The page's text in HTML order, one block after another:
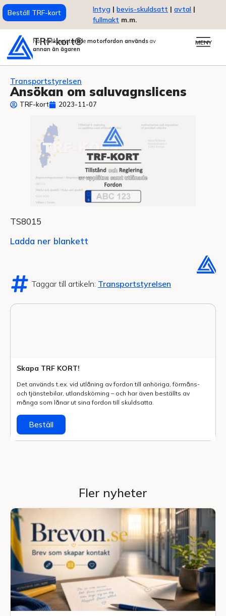
Beställ TRF-kort Intyg | bevis-skuldsatt | avtal |
fullmakt m.m.
TRF-kort®
När trafikregistrerade motorfordon används av
annan än ägaren
MENY
Transportstyrelsen
Ansökan om saluvagnslicens
TRF-kort 2023-11-07
TS8015
Ladda ner blankett
Taggar till artikeln: Transportstyrelsen
Skapa TRF KORT!
Det används t.ex. vid utlåning av fordon till anhöriga, förmåns-
och tjänstebilar, utlands­körning – och har även beställts av
många som lånar ut sina fordon till skuldsatta.
Beställ
Fler nyheter